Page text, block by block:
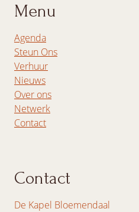
Menu
Agenda
Steun Ons
Verhuur
Nieuws
Over ons
Netwerk
Contact
Contact
De Kapel Bloemendaal